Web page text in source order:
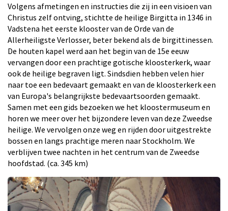
Volgens afmetingen en instructies die zij in een visioen van
Christus zelf ontving, stichtte de heilige Birgitta in 1346 in
Vadstena het eerste klooster van de Orde van de
Allerheiligste Verlosser, beter bekend als de birgittinessen.
De houten kapel werd aan het begin van de 15e eeuw
vervangen door een prachtige gotische kloosterkerk, waar
ook de heilige begraven ligt. Sindsdien hebben velen hier
naar toe een bedevaart gemaakt en van de kloosterkerk een
van Europa's belangrijkste bedevaartsoorden gemaakt.
Samen met een gids bezoeken we het kloostermuseum en
horen we meer over het bijzondere leven van deze Zweedse
heilige. We vervolgen onze weg en rijden door uitgestrekte
bossen en langs prachtige meren naar Stockholm. We
verblijven twee nachten in het centrum van de Zweedse
hoofdstad. (ca. 345 km)